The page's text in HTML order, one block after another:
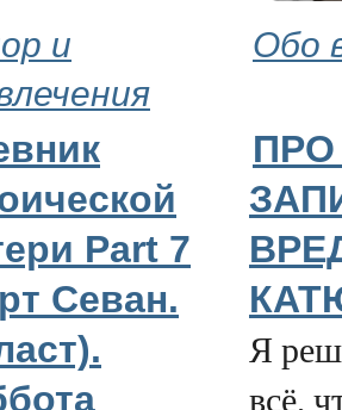
и
Обо
Part 7
Севан.
ПРО
Я
всё,